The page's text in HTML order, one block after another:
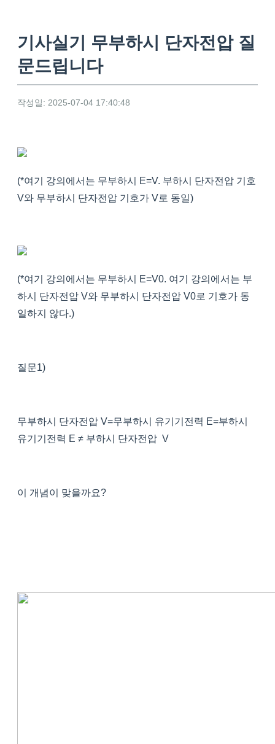
기사실기 무부하시 단자전압 질
문드립니다
작성일: 2025-07-04 17:40:48
(*여기 강의에서는 무부하시 E=V. 부하시 단자전압 기호
V와 무부하시 단자전압 기호가 V로 동일)
(*여기 강의에서는 무부하시 E=V0. 여기 강의에서는 부
하시 단자전압 V와 무부하시 단자전압 V0로 기호가 동
일하지 않다.)
질문1)
무부하시 단자전압 V=무부하시 유기기전력 E=부하시
유기기전력 E ≠ 부하시 단자전압 V
이 개념이 맞을까요?